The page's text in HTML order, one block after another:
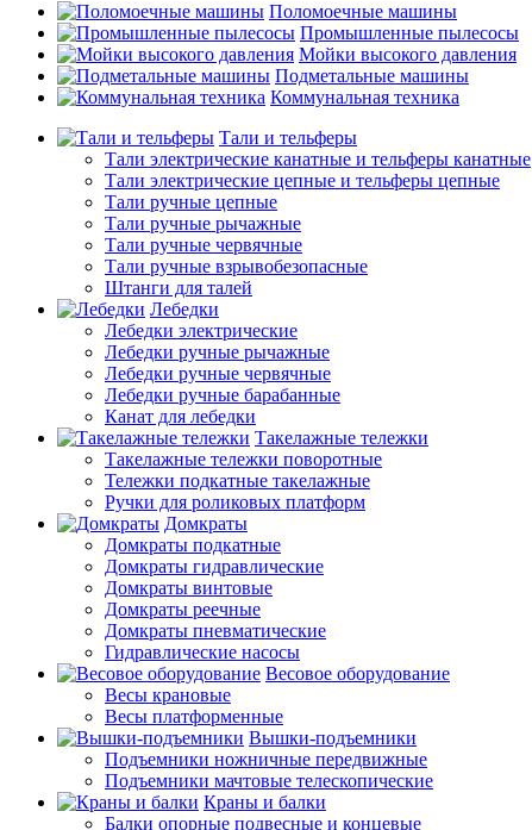
Поломоечные машины
Промышленные пылесосы
Мойки высокого давления
Подметальные машины
Коммунальная техника
Тали и тельферы
Тали электрические канатные и тельферы канатные
Тали электрические цепные и тельферы цепные
Тали ручные цепные
Тали ручные рычажные
Тали ручные червячные
Тали ручные взрывобезопасные
Штанги для талей
Лебедки
Лебедки электрические
Лебедки ручные рычажные
Лебедки ручные червячные
Лебедки ручные барабанные
Канат для лебедки
Такелажные тележки
Такелажные тележки поворотные
Тележки подкатные такелажные
Ручки для роликовых платформ
Домкраты
Домкраты подкатные
Домкраты гидравлические
Домкраты винтовые
Домкраты реечные
Домкраты пневматические
Гидравлические насосы
Весовое оборудование
Весы крановые
Весы платформенные
Вышки-подъемники
Подъемники ножничные передвижные
Подъемники мачтовые телескопические
Краны и балки
Балки опорные подвесные и концевые